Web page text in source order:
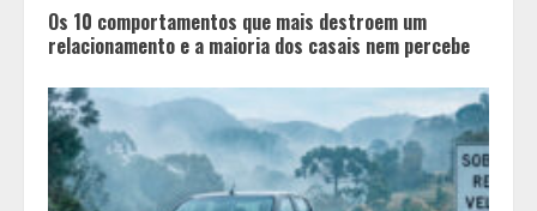
Os 10 comportamentos que mais destroem um
relacionamento e a maioria dos casais nem percebe